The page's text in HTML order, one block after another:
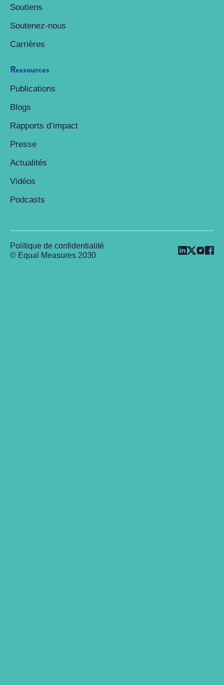
Soutiens
Soutenez-nous
Carrières
Ressources
Publications
Blogs
Rapports d’impact
Presse
Actualités
Vidéos
Podcasts
© Equal Measures 2030
Politique de confidentialité